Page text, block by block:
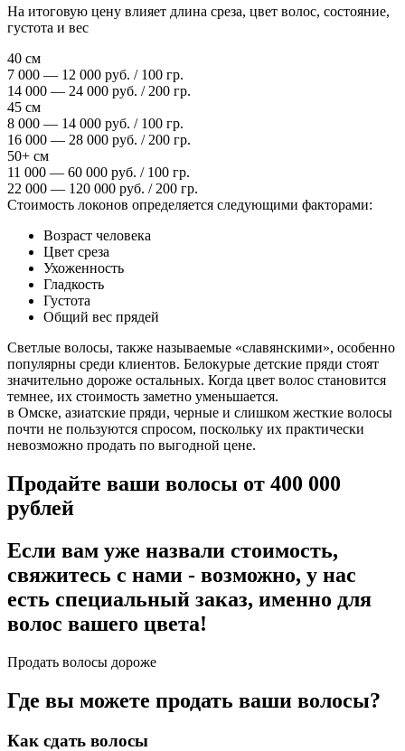
На итоговую цену влияет длина среза, цвет волос, состояние,
густота и вес
40 см
7 000 — 12 000 руб. / 100 гр.
14 000 — 24 000 руб. / 200 гр.
45 см
8 000 — 14 000 руб. / 100 гр.
16 000 — 28 000 руб. / 200 гр.
50+ см
11 000 — 60 000 руб. / 100 гр.
22 000 — 120 000 руб. / 200 гр.
Стоимость локонов определяется следующими факторами:
Возраст человека
Цвет среза
Ухоженность
Гладкость
Густота
Общий вес прядей
Светлые волосы, также называемые «славянскими», особенно
популярны среди клиентов. Белокурые детские пряди стоят
значительно дороже остальных. Когда цвет волос становится
темнее, их стоимость заметно уменьшается.
в Омске, азиатские пряди, черные и слишком жесткие волосы
почти не пользуются спросом, поскольку их практически
невозможно продать по выгодной цене.
Продайте ваши волосы от 400 000
рублей
Если вам уже назвали стоимость,
свяжитесь с нами - возможно, у нас
есть специальный заказ, именно для
волос вашего цвета!
Продать волосы дороже
Где вы можете продать ваши волосы?
Как сдать волосы